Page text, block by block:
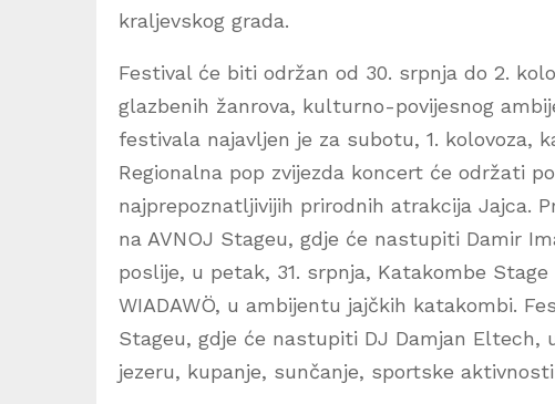
kraljevskog grada.
Festival će biti održan od 30. srpnja do 2.
glazbenih žanrova, kulturno-povijesnog
festivala najavljen je za subotu, 1. kolovoza,
Regionalna pop zvijezda koncert će održati
najprepoznatljivijih prirodnih atrakcija Jajca.
na AVNOJ Stageu, gdje će nastupiti Damir
poslije, u petak, 31. srpnja, Katakombe
WIADAWÖ, u ambijentu jajčkih katakombi.
Stageu, gdje će nastupiti DJ Damjan
jezeru, kupanje, sunčanje, sportske